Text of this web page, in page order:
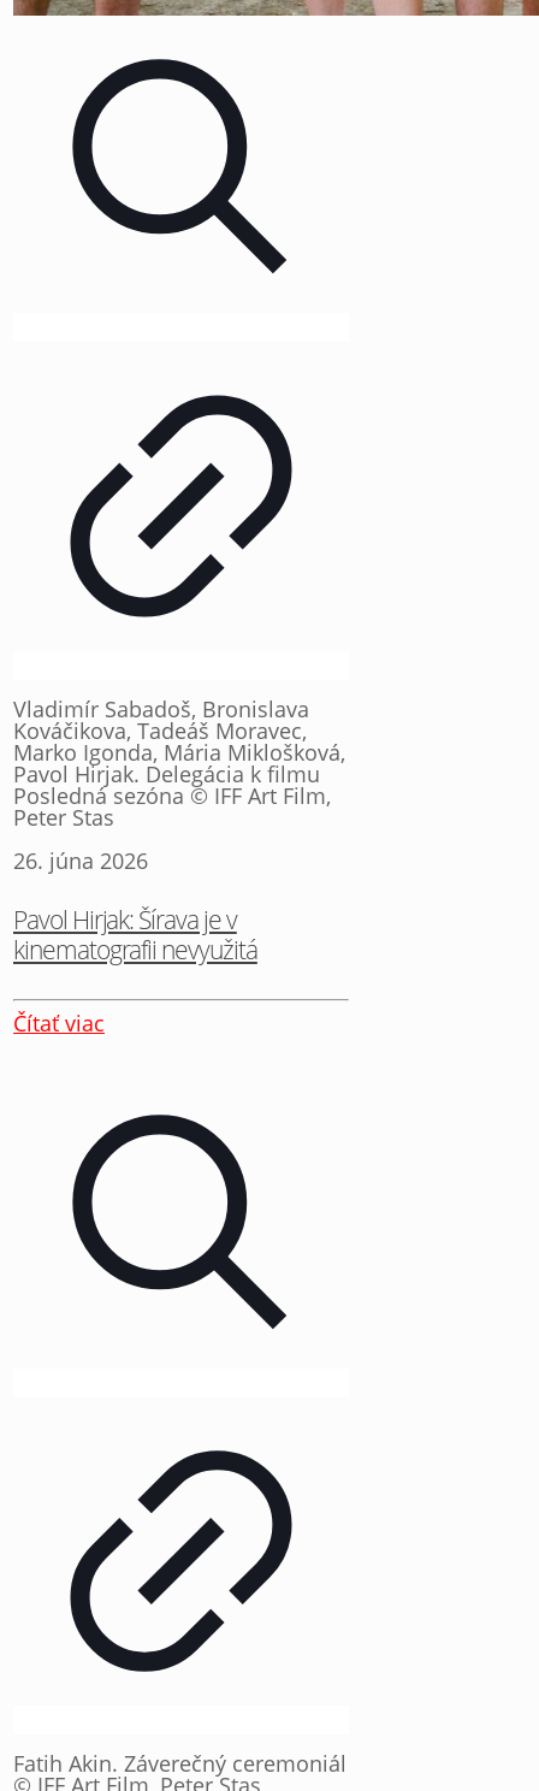
Vladimír Sabadoš, Bronislava
Kováčikova, Tadeáš Moravec,
Marko Igonda, Mária Miklošková,
Pavol Hirjak. Delegácia k filmu
Posledná sezóna © IFF Art Film,
Peter Stas
26. júna 2026
Pavol Hirjak: Šírava je v
kinematografii nevyužitá
Čítať viac
Fatih Akin. Záverečný ceremoniál